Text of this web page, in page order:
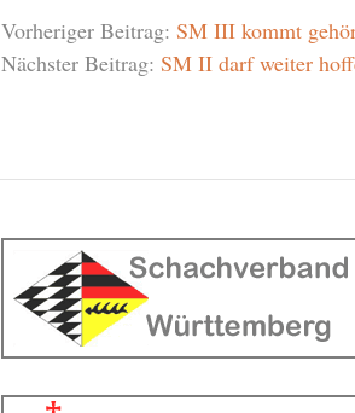
Vorheriger Beitrag: SM III kommt
Nächster Beitrag: SM II darf weiter